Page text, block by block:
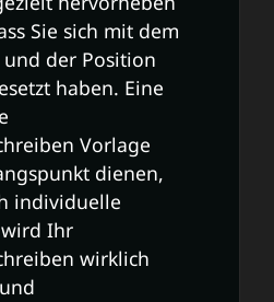
Sie sich mit dem
der Position
haben. Eine
Vorlage
dienen,
individuelle
Ihr
wirklich